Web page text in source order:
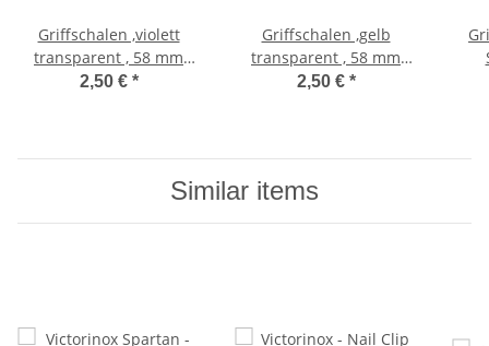
Griffschalen ,violett
transparent , 58 mm
(Persian Indigo)
2,50 € *
Griffschalen ,gelb
transparent , 58 mm
(Tuscan Sun)
2,50 € *
Similar items